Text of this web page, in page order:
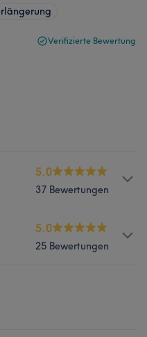
Verifizierte Bewertung
5.0
37 Bewertungen
5.0
25 Bewertungen